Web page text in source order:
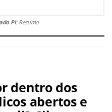
PI: Resumo
dentro dos
abertos e